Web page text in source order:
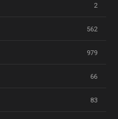
2
562
979
66
83